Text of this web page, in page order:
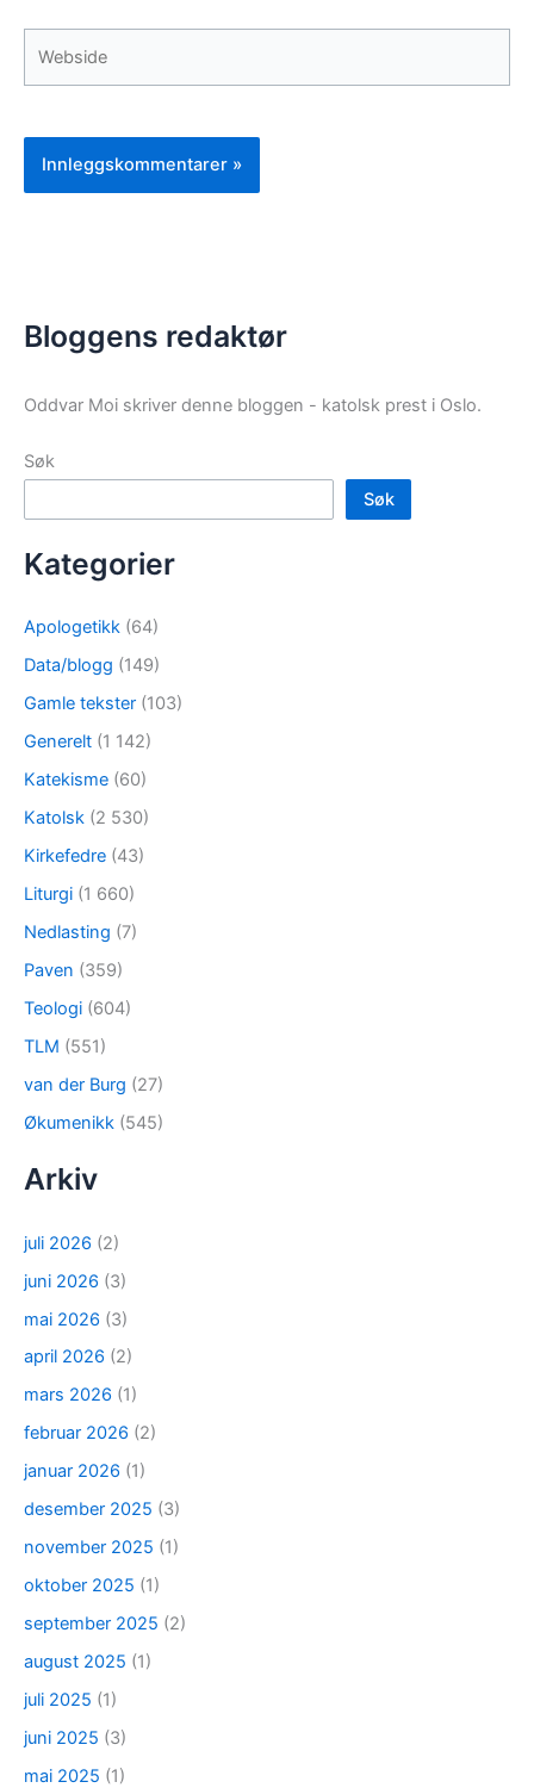
Bloggens redaktør
Oddvar Moi skriver denne bloggen - katolsk prest i Oslo.
Søk
Søk
Kategorier
Apologetikk (64)
Data/blogg (149)
Gamle tekster (103)
Generelt (1 142)
Katekisme (60)
Katolsk (2 530)
Kirkefedre (43)
Liturgi (1 660)
Nedlasting (7)
Paven (359)
Teologi (604)
TLM (551)
van der Burg (27)
Økumenikk (545)
Arkiv
juli 2026 (2)
juni 2026 (3)
mai 2026 (3)
april 2026 (2)
mars 2026 (1)
februar 2026 (2)
januar 2026 (1)
desember 2025 (3)
november 2025 (1)
oktober 2025 (1)
september 2025 (2)
august 2025 (1)
juli 2025 (1)
juni 2025 (3)
mai 2025 (1)